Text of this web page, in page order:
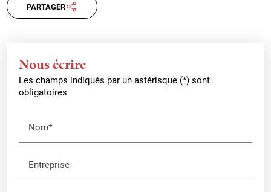
PARTAGER
Nous écrire
Les champs indiqués par un astérisque (*) sont
obligatoires
Nom*
Entreprise